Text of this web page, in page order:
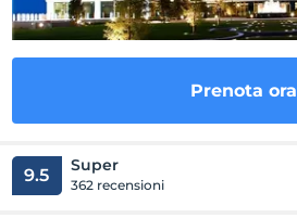
Prenota ora
9.5 Super
362 recensioni